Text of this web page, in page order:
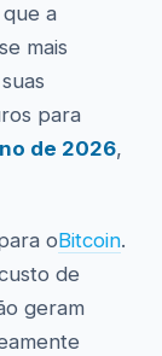
a
mais
para
de 2026,
oBitcoin.
de
geram